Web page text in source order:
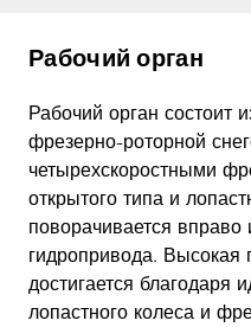
Рабочий орган
Рабочий орган состоит
фрезерно-роторной
четырехскоростными
открытого типа и
поворачивается
гидропривода. Высокая
достигается благодаря
лопастного колеса и